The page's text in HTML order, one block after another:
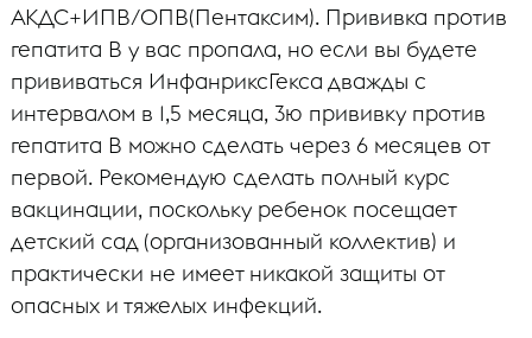
АКДС+ИПВ/ОПВ(Пентаксим). Прививка против
гепатита В у вас пропала, но если вы будете
прививаться ИнфанриксГекса дважды с
интервалом в 1,5 месяца, 3ю прививку против
гепатита В можно сделать через 6 месяцев от
первой. Рекомендую сделать полный курс
вакцинации, поскольку ребенок посещает
детский сад (организованный коллектив) и
практически не имеет никакой защиты от
опасных и тяжелых инфекций.